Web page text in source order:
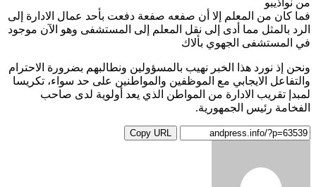
فما كان من المعلم إلا أن صفعه صفعة دفعت بأحد عمال الادارة إلى
الرد بالمثل مما أدى إلى نقل المعلم إلى المستشفى وهو الآن موجود
في المستشفى الجهوي بألاك
ونحن إذ نورد هذا الخبر نهيب بالمسؤولين ونطالبهم بضرورة الاحترام
والتفاعل الايجابي مع الموظفين والمواطنين على حد سواء، تكريسا
لمبدإ تقريب الادارة من المواطن الذي يعد أولوية لدى صاحب
الفخامة رئيس الجمهورية.
Copy URL